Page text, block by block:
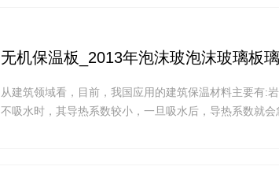
无机保温板_2013年泡沫玻泡沫玻璃板
从建筑领域看，目前，我国应用的建筑保温材料主要有:
不吸水时，其导热系数较小，一旦吸水后，导热系数就